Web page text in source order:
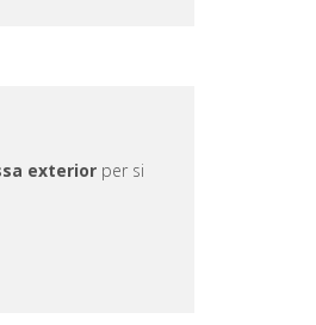
exterior per si